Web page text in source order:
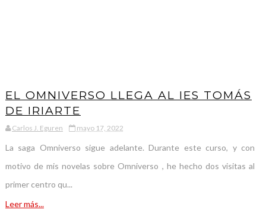
EL OMNIVERSO LLEGA AL IES TOMÁS
DE IRIARTE
Carlos J. Eguren mayo 17, 2022
La saga Omniverso sigue adelante. Durante este curso, y con
motivo de mis novelas sobre Omniverso , he hecho dos visitas al
primer centro qu...
Leer más...